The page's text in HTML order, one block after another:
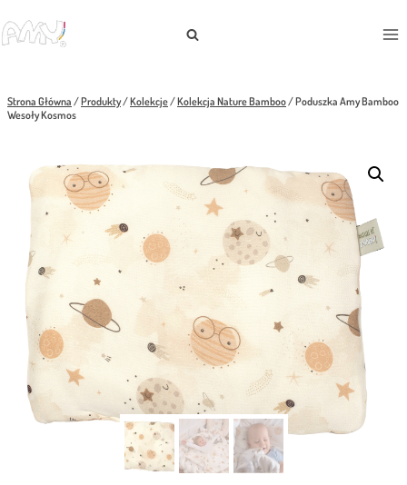
do
treści
Strona Główna /Produkty/Kolekcje/Kolekcja Nature Bamboo/Poduszka Amy Bamboo
Wesoły Kosmos